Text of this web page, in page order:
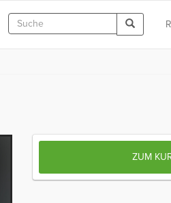
ZUM